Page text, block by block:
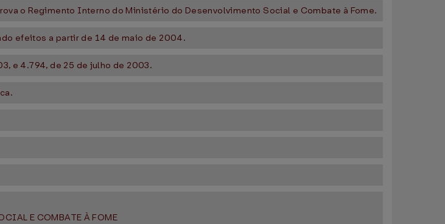
o Regimento Interno do Ministério do Desenvolvimento Social e Combate à Fome.
efeitos a partir de 14 de maio de 2004.
e 4.794, de 25 de julho de 2003.
E COMBATE À FOME